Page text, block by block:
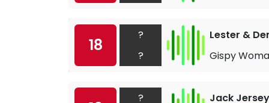
18
?
?
Lester &
Gispy
?
Jack Jersey